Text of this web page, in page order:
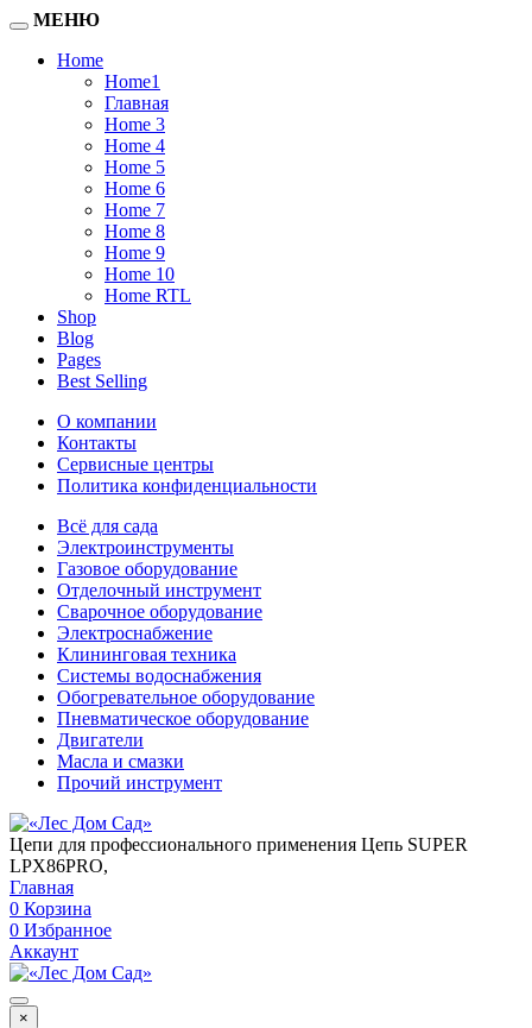
МЕНЮ
Home
Home1
Главная
Home 3
Home 4
Home 5
Home 6
Home 7
Home 8
Home 9
Home 10
Home RTL
Shop
Blog
Pages
Best Selling
О компании
Контакты
Сервисные центры
Политика конфиденциальности
Всё для сада
Электроинструменты
Газовое оборудование
Отделочный инструмент
Сварочное оборудование
Электроснабжение
Клининговая техника
Системы водоснабжения
Обогревательное оборудование
Пневматическое оборудование
Двигатели
Масла и смазки
Прочий инструмент
Цепи для профессионального применения Цепь SUPER
LPX86PRO,
Главная
0 Корзина
0 Избранное
Аккаунт
×